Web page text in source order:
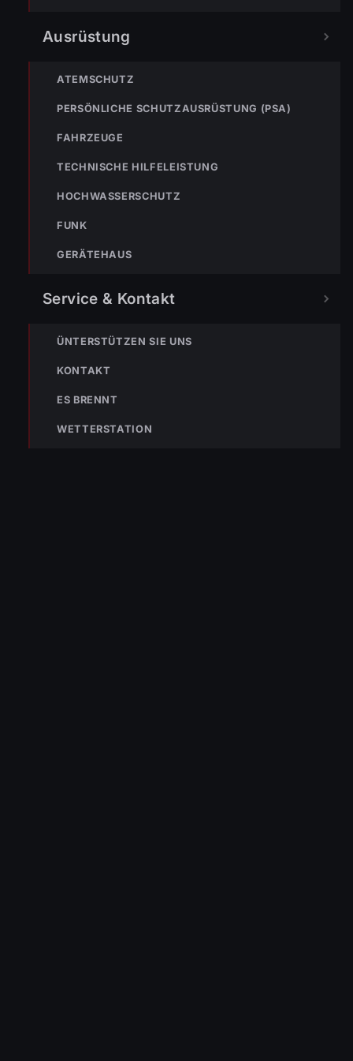
Ausrüstung
ATEMSCHUTZ
PERSÖNLICHE SCHUTZAUSRÜSTUNG (PSA)
FAHRZEUGE
TECHNISCHE HILFELEISTUNG
HOCHWASSERSCHUTZ
FUNK
GERÄTEHAUS
Service & Kontakt
ÜNTERSTÜTZEN SIE UNS
KONTAKT
ES BRENNT
WETTERSTATION